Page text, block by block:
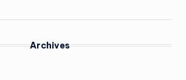
Archives